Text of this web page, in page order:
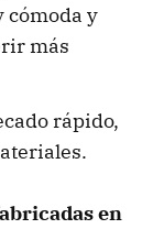
y
más
rápido,
en